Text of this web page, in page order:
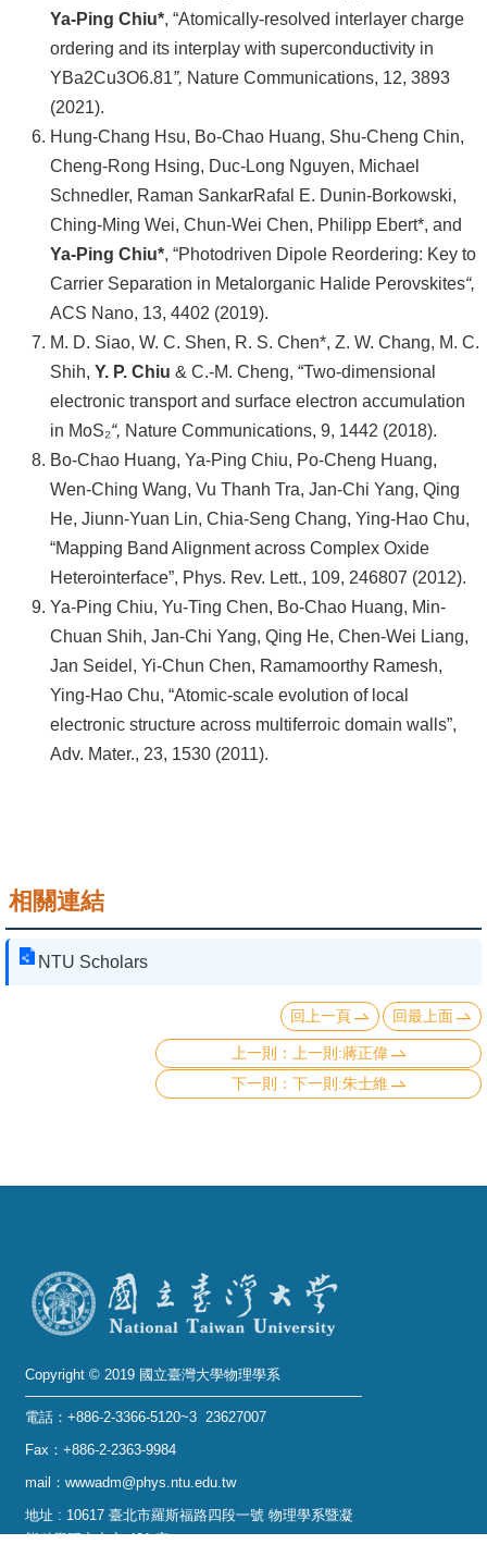
Ya-Ping Chiu*, “Atomically-resolved interlayer charge
ordering and its interplay with superconductivity in
YBa2Cu3O6.81”, Nature Communications, 12, 3893
(2021).
Hung-Chang Hsu, Bo-Chao Huang, Shu-Cheng Chin,
Cheng-Rong Hsing, Duc-Long Nguyen, Michael
Schnedler, Raman SankarRafal E. Dunin-Borkowski,
Ching-Ming Wei, Chun-Wei Chen, Philipp Ebert*, and
Ya-Ping Chiu*, “Photodriven Dipole Reordering: Key to
Carrier Separation in Metalorganic Halide Perovskites“,
ACS Nano, 13, 4402 (2019).
M. D. Siao, W. C. Shen, R. S. Chen*, Z. W. Chang, M. C.
Shih, Y. P. Chiu & C.-M. Cheng, “Two-dimensional
electronic transport and surface electron accumulation
in MoS₂“, Nature Communications, 9, 1442 (2018).
Bo-Chao Huang, Ya-Ping Chiu, Po-Cheng Huang,
Wen-Ching Wang, Vu Thanh Tra, Jan-Chi Yang, Qing
He, Jiunn-Yuan Lin, Chia-Seng Chang, Ying-Hao Chu,
“Mapping Band Alignment across Complex Oxide
Heterointerface”, Phys. Rev. Lett., 109, 246807 (2012).
Ya-Ping Chiu, Yu-Ting Chen, Bo-Chao Huang, Min-
Chuan Shih, Jan-Chi Yang, Qing He, Chen-Wei Liang,
Jan Seidel, Yi-Chun Chen, Ramamoorthy Ramesh,
Ying-Hao Chu, “Atomic-scale evolution of local
electronic structure across multiferroic domain walls”,
Adv. Mater., 23, 1530 (2011).
相關連結
NTU Scholars
回上一頁 回最上面
上一則:蔣正偉
下一則:朱士維
Copyright © 2019 國立臺灣大學物理學系
電話：+886-2-3366-5120~3 23627007
Fax：+886-2-2363-9984
mail：wwwadm@phys.ntu.edu.tw
地址 : 10617 臺北市羅斯福路四段一號 物理學系暨凝
態科學研究中心 401 室